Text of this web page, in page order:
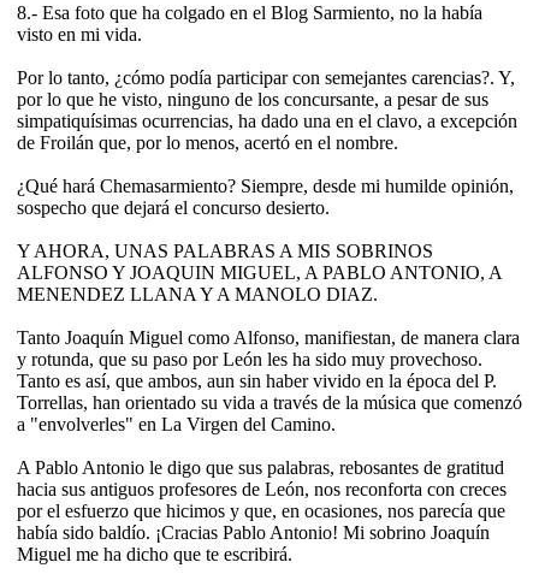
8.- Esa foto que ha colgado en el Blog Sarmiento, no la había
visto en mi vida.
Por lo tanto, ¿cómo podía participar con semejantes carencias?. Y,
por lo que he visto, ninguno de los concursante, a pesar de sus
simpatiquísimas ocurrencias, ha dado una en el clavo, a excepción
de Froilán que, por lo menos, acertó en el nombre.
¿Qué hará Chemasarmiento? Siempre, desde mi humilde opinión,
sospecho que dejará el concurso desierto.
Y AHORA, UNAS PALABRAS A MIS SOBRINOS
ALFONSO Y JOAQUIN MIGUEL, A PABLO ANTONIO, A
MENENDEZ LLANA Y A MANOLO DIAZ.
Tanto Joaquín Miguel como Alfonso, manifiestan, de manera clara
y rotunda, que su paso por León les ha sido muy provechoso.
Tanto es así, que ambos, aun sin haber vivido en la época del P.
Torrellas, han orientado su vida a través de la música que comenzó
a "envolverles" en La Virgen del Camino.
A Pablo Antonio le digo que sus palabras, rebosantes de gratitud
hacia sus antiguos profesores de León, nos reconforta con creces
por el esfuerzo que hicimos y que, en ocasiones, nos parecía que
había sido baldío. ¡Cracias Pablo Antonio! Mi sobrino Joaquín
Miguel me ha dicho que te escribirá.